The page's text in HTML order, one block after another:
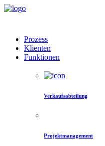
Prozess
Klienten
Funktionen
Verkaufsabteilung
Projektmanagement